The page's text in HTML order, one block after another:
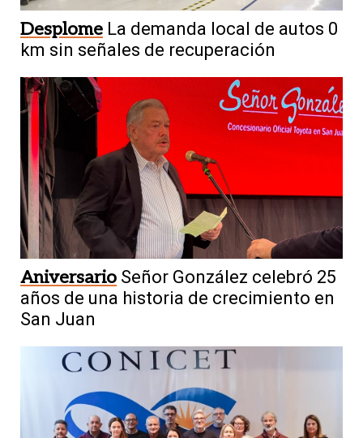
Desplome La demanda local de autos 0
km sin señales de recuperación
Aniversario Señor González celebró 25
años de una historia de crecimiento en
San Juan